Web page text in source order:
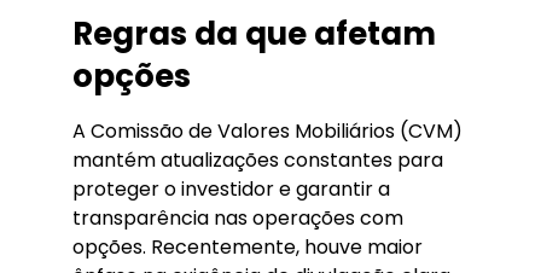
Regras da que afetam
opções
A Comissão de Valores Mobiliários (CVM)
mantém atualizações constantes para
proteger o investidor e garantir a
transparência nas operações com
opções. Recentemente, houve maior